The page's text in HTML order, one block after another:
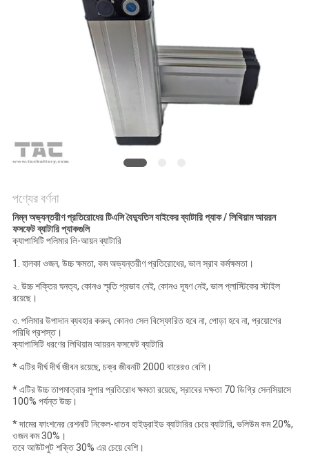
PRIVACY
পণ্যের বর্ণনা
নিম্ন অভ্যন্তরীণ প্রতিরোধের টিএসি বৈদ্যুতিন বাইকের ব্যাটারি প্যাক / লিথিয়াম আয়রন
ফসফেট ব্যাটারি প্যাকগুলি
ক্যাপাসিটি পলিমার লি-আয়ন ব্যাটারি
1. হালকা ওজন, উচ্চ ক্ষমতা, কম অভ্যন্তরীণ প্রতিরোধের, ভাল স্রাব কর্মক্ষমতা।
২. উচ্চ শক্তির ঘনত্ব, কোনও স্মৃতি প্রভাব নেই, কোনও দূষণ নেই, ভাল প্লাস্টিকের স্টাইল
রয়েছে।
৩. পলিমার উপাদান ব্যবহার করুন, কোনও সেল বিস্ফোরিত হবে না, পোড়া হবে না, প্রয়োগের
পরিধি প্রশস্ত।
ক্যাপাসিটি ধরণের লিথিয়াম আয়রন ফসফেট ব্যাটারি
* এটির দীর্ঘ দীর্ঘ জীবন রয়েছে, চক্র জীবনটি 2000 বারেরও বেশি।
* এটির উচ্চ তাপমাত্রার সুপার প্রতিরোধ ক্ষমতা রয়েছে, স্রাবের দক্ষতা 70 ডিগ্রি সেলসিয়াসে
100% পর্যন্ত উচ্চ।
* দামের ফাংশনের রেশনটি নিকেল-ধাতব হাইড্রাইড ব্যাটারির চেয়ে ব্যাটারি, ভলিউম কম 20%,
ওজন কম 30%।
তবে আউটপুট শক্তি 30% এর চেয়ে বেশি।